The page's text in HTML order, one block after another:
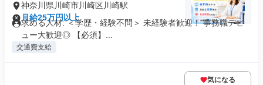
神奈川県川崎市川崎区川崎駅
月給25万円以上
求める人材: ＜学歴・経験不問＞ 未経験者歓迎！ 事務職デビ
ュー大歓迎◎ 【必須】...
交通費支給
気になる